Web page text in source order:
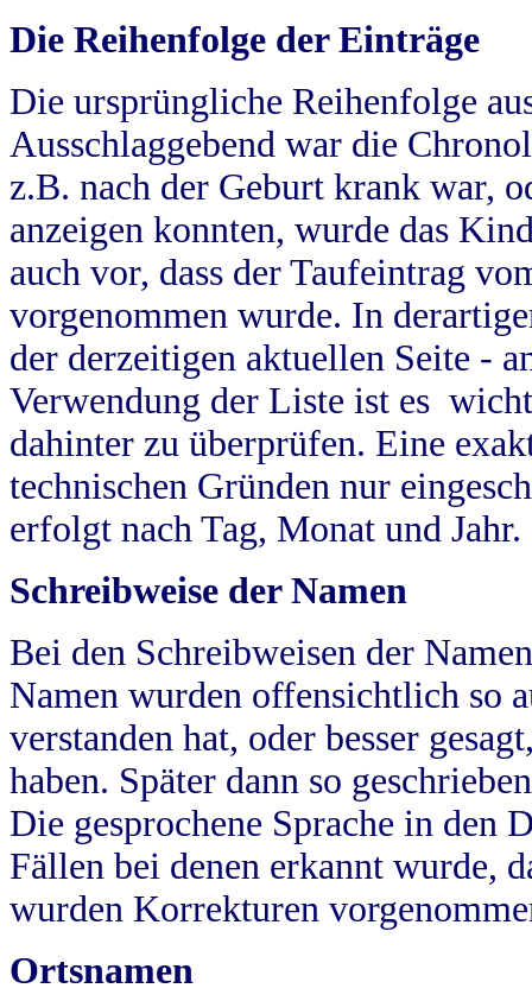
Die Reihenfolge der Einträge
Die ursprüngliche Reihenfolge
Ausschlaggebend war die
z.B. nach der Geburt krank war,
anzeigen konnten, wurde das
auch vor, dass der Taufeintrag
vorgenommen wurde. In
der derzeitigen aktuellen Seite -
Verwendung der Liste ist es
dahinter zu überprüfen. Eine
technischen Gründen nur
erfolgt nach Tag, Monat und Jahr.
Schreibweise der Namen
Bei den Schreibweisen der
Namen wurden offensichtlich so
verstanden hat, oder besser
haben. Später dann so
Die gesprochene Sprache in
Fällen bei denen erkannt wurde,
wurden Korrekturen
Ortsnamen